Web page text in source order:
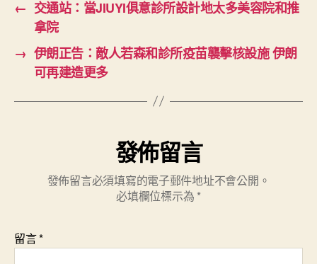
← 交通站：當JIUYI俱意診所設計地太多美容院和推
拿院
→ 伊朗正告：敵人若森和診所疫苗襲擊核設施 伊朗
可再建造更多
發佈留言
發佈留言必須填寫的電子郵件地址不會公開。
必填欄位標示為 *
留言*